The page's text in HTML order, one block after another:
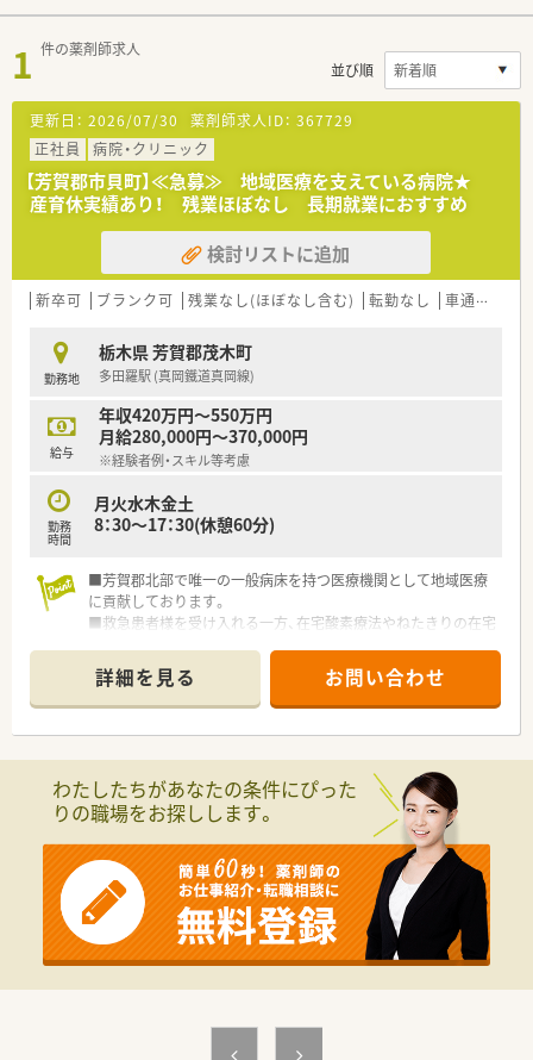
1 件の薬剤師求人
並び順
更新日： 2026/07/30 薬剤師求人ID： 367729
正社員
病院・クリニック
【芳賀郡市貝町】≪急募≫ 地域医療を支えている病院★
産育休実績あり！ 残業ほぼなし 長期就業におすすめ
検討リストに追加
新卒可 ブランク可 残業なし(ほぼなし含む) 転勤なし 車通勤可
勤務地
栃木県 芳賀郡茂木町
多田羅駅 (真岡鐵道真岡線)
給与
年収420万円～550万円
月給280,000円～370,000円
※経験者例・スキル等考慮
勤務
時間
月火水木金土
8：30～17：30(休憩60分)
■芳賀郡北部で唯一の一般病床を持つ医療機関として地域医療
に貢献しております。
■救急患者様を受け入れる一方、在宅酸素療法やねたきりの在宅
■産育休取得実績あり。ライフステージにあわせた就業が可能
です。
■豊かな経験や知識をもつ人はもちろん、医療をとおしてさらに
自身の向上を目指す意欲にあふれた人材を募集しております！
詳細を見る お問い合わせ
わたしたちがあなたの条件にぴった
りの職場をお探しします。